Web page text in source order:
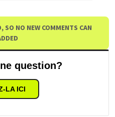
SO NO NEW COMMENTS CAN
question?
LA ICI